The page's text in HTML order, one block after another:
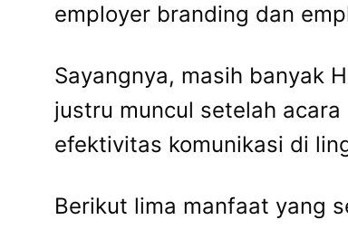
employer branding dan
Sayangnya, masih banyak
justru muncul setelah
efektivitas komunikasi di
Berikut lima manfaat yang